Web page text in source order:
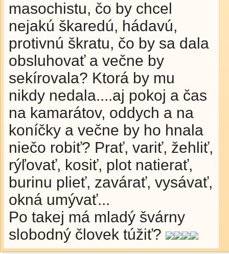
masochistu, čo by chcel
nejakú škaredú, hádavú,
protivnú škratu, čo by sa dala
obsluhovať a večne by
sekírovala? Ktorá by mu
nikdy nedala....aj pokoj a čas
na kamarátov, oddych a na
koníčky a večne by ho hnala
niečo robiť? Prať, variť, žehliť,
rýľovať, kosiť, plot natierať,
burinu plieť, zavárať, vysávať,
okná umývať...
Po takej má mladý švárny
slobodný človek túžiť?